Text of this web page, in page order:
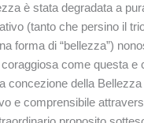
è stata degradata a
(tanto che persino il
forma di “bellezza”)
coraggiosa come questa e
concezione della
e comprensibile